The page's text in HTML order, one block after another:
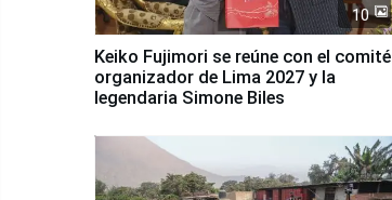
10
Keiko Fujimori se reúne con el comité
organizador de Lima 2027 y la
legendaria Simone Biles